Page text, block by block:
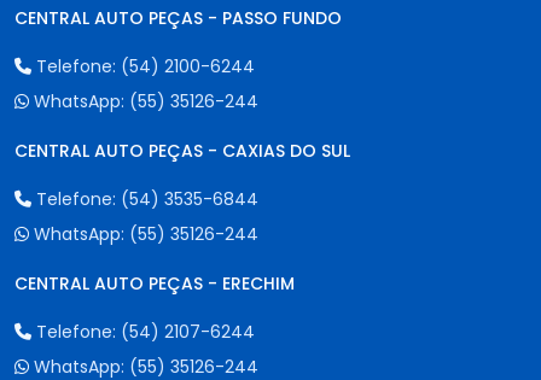
CENTRAL AUTO PEÇAS - PASSO FUNDO
Telefone: (54) 2100-6244
WhatsApp: (55) 35126-244
CENTRAL AUTO PEÇAS - CAXIAS DO SUL
Telefone: (54) 3535-6844
WhatsApp: (55) 35126-244
CENTRAL AUTO PEÇAS - ERECHIM
Telefone: (54) 2107-6244
WhatsApp: (55) 35126-244